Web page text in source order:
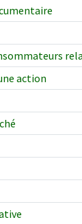
action